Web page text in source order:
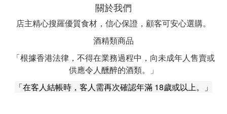
關於我們
店主精心搜羅優質食材，信心保證，顧客可安心選購。
酒精類商品
「根據香港法律，不得在業務過程中，向未成年人售賣或
供應令人醺醉的酒類。」
「在客人結帳時，客人需再次確認年滿 18歲或以上。」